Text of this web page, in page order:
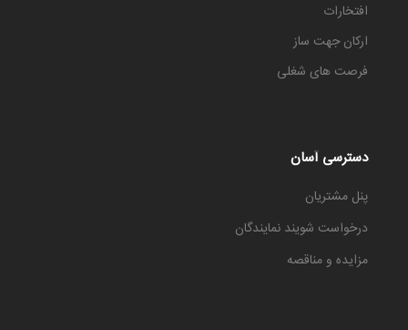
افتخارات
ارکان جهت ساز
فرصت های شغلی
دسترسی آسان
پنل مشتریان
درخواست شویند نمایندگان
مزایده و مناقصه